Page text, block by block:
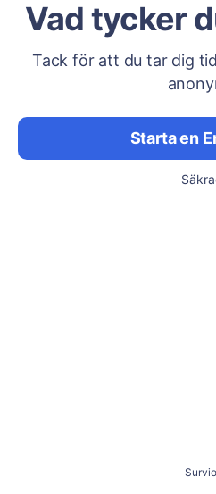
Vad tycker
Tack för att du tar dig
Starta en
Survio